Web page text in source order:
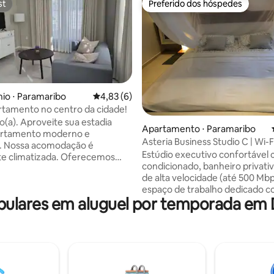
de 5, 10 avaliações
⋅ Paramaribo 4,83 de uma avaliação média de 5, 6
4,83 (6)
no centro da cidade!
Aproveite sua estadia
moderno e
climatizada. Oferecemos
size, um armário e uma
para relaxar. Se você
Preferido dos hóspedes
Preferido dos hóspedes
Apartamento ⋅ Paramaribo
Asteria Business Studio C | Wi-
Espaço de trabalho
Estúdio executivo confortável
condicionado, banheiro
de alta velocidade (até 500
espaço de trabalho dedicado
cadeira de escritório e monitor
Projetado para conforto e
alta velocidade. Sua localização
fácil acesso a distritos
em aluguel por temporada em